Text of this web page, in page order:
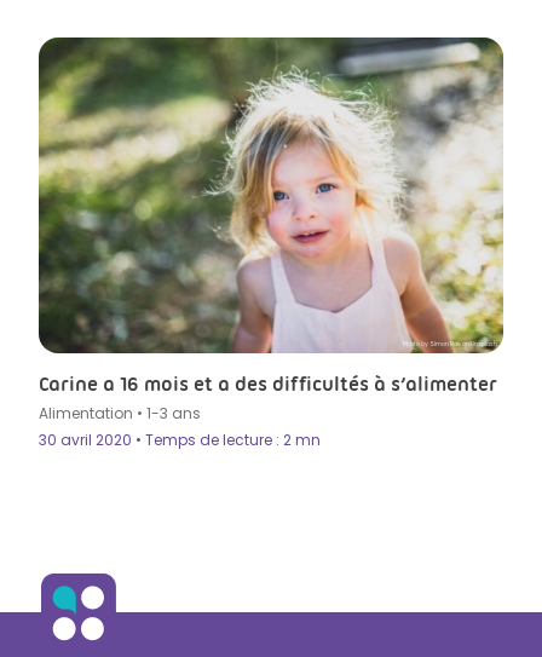
Photo by Simon Rae on Unsplash
Carine a 16 mois et a des difficultés à s’alimenter
Alimentation • 1-3 ans
30 avril 2020 • Temps de lecture : 2 mn